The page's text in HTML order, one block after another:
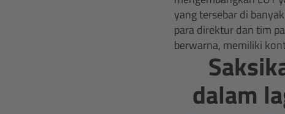
yang tersebar di
para direktur dan tim
berwarna, memiliki
dalam